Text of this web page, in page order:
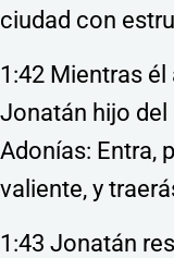
ciudad con
1:42 Mientras él
Jonatán hijo del
Adonías: Entra,
valiente, y
1:43 Jonatán